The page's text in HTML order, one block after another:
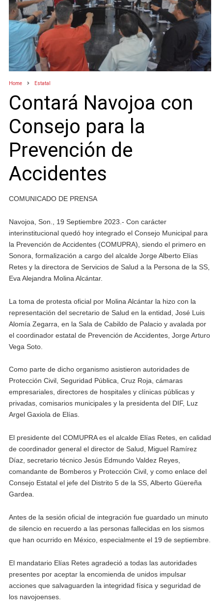
Home Estatal
Contará Navojoa con
Consejo para la
Prevención de
Accidentes
COMUNICADO DE PRENSA
Navojoa, Son., 19 Septiembre 2023.- Con carácter
interinstitucional quedó hoy integrado el Consejo Municipal para
la Prevención de Accidentes (COMUPRA), siendo el primero en
Sonora, formalización a cargo del alcalde Jorge Alberto Elías
Retes y la directora de Servicios de Salud a la Persona de la SS,
Eva Alejandra Molina Alcántar.
La toma de protesta oficial por Molina Alcántar la hizo con la
representación del secretario de Salud en la entidad, José Luis
Alomía Zegarra, en la Sala de Cabildo de Palacio y avalada por
el coordinador estatal de Prevención de Accidentes, Jorge Arturo
Vega Soto.
Como parte de dicho organismo asistieron autoridades de
Protección Civil, Seguridad Pública, Cruz Roja, cámaras
empresariales, directores de hospitales y clínicas públicas y
privadas, comisarios municipales y la presidenta del DIF, Luz
Argel Gaxiola de Elías.
El presidente del COMUPRA es el alcalde Elías Retes, en calidad
de coordinador general el director de Salud, Miguel Ramírez
Díaz, secretario técnico Jesús Edmundo Valdez Reyes,
comandante de Bomberos y Protección Civil, y como enlace del
Consejo Estatal el jefe del Distrito 5 de la SS, Alberto Güereña
Gardea.
Antes de la sesión oficial de integración fue guardado un minuto
de silencio en recuerdo a las personas fallecidas en los sismos
que han ocurrido en México, especialmente el 19 de septiembre.
El mandatario Elías Retes agradeció a todas las autoridades
presentes por aceptar la encomienda de unidos impulsar
acciones que salvaguarden la integridad física y seguridad de
los navojoenses.